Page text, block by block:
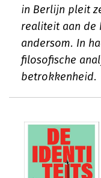
in Berlijn pleit
realiteit aan de
andersom. In
filosofische
betrokkenheid.